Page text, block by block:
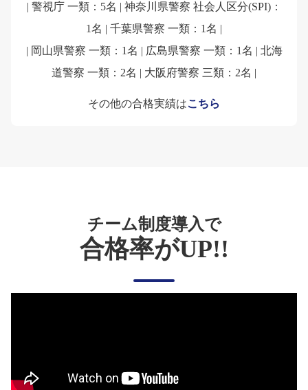
| 警視庁 一類：5名 | 神奈川県警察 社会人区分(SPI)：
1名 | 千葉県警察 一類：1名 |
| 岡山県警察 一類：1名 | 広島県警察 一類：1名 | 北海
道警察 一類：2名 | 大阪府警察 三類：2名 |
その他の合格実績はこちら
チーム制度導入で
合格率がUP!!